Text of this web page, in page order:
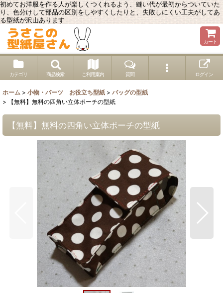
初めてお洋服を作る人が楽しくつくれるよう、縫い代が最初からついていた
り、色分けして部品の区別をしやすくしたりと、失敗しにくい工夫がしてあ
る型紙が沢山あります
カート
カテゴリ 商品検索 ご利用案内 質問 ログイン
ホーム > 小物・パーツ お役立ち型紙 > バッグの型紙
>
【無料】無料の四角い立体ポーチの型紙
【無料】無料の四角い立体ポーチの型紙